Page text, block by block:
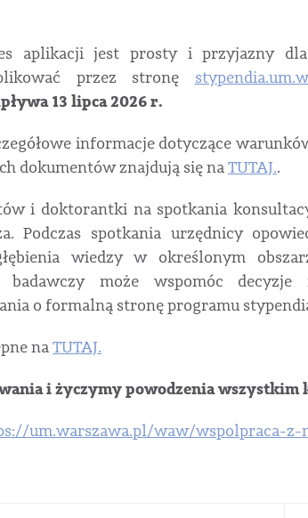
aplikacji jest prosty i przyjazny
przez stronę
13 lipca 2026 r.
informacje dotyczące
dokumentów znajdują się naTUTAJ..
i doktorantki na spotkania
Podczas spotkania urzędnicy
wiedzy w określonym
badawczy może wspomóc decyzje
o formalną stronę programu
naTUTAJ.
i życzymy powodzenia wszystkim
um.warszawa.pl/waw/wspolpraca-z-